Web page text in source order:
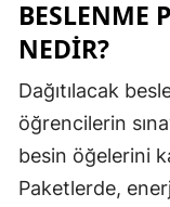
BESLENME
NEDIR?
Dağıtılacak
öğrencilerin
besin öğelerini
Paketlerde,